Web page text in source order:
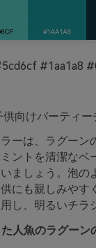
#1aa1a8
供向けパーティー
ーは、ラグーン
ントを清潔なベ
ましょう。泡の
にも親しみやす
し、明るいチラ
人魚のラグーン